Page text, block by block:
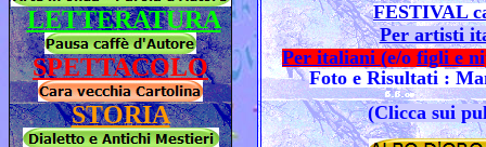
LETTERATURA
SPETTACOLO
STORIA
FESTIVAL
Per artisti
Per italiani (e/o figli e
Foto e Risultati :
(Clicca sui